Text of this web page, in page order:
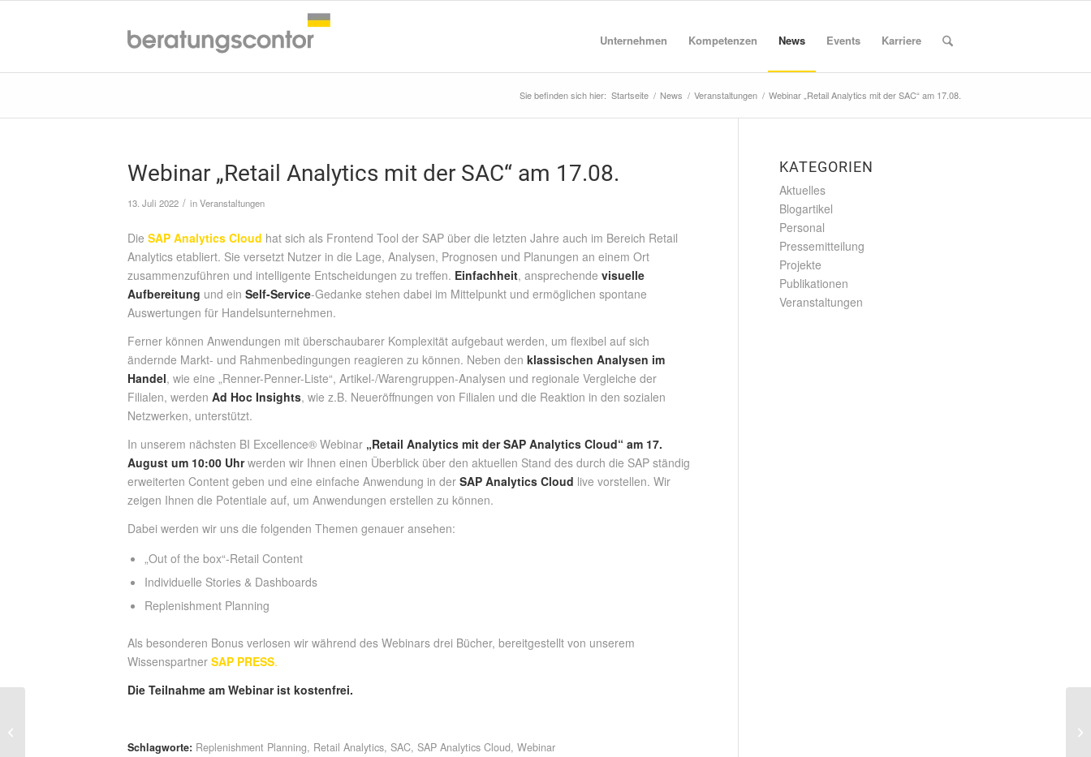
Unternehmen Kompetenzen News Events Karriere
Sie befinden sich hier: Startseite / News / Veranstaltungen / Webinar „Retail Analytics mit der SAC“ am 17.08.
Webinar „Retail Analytics mit der SAC“ am 17.08.
13. Juli 2022 / inVeranstaltungen
Die SAP Analytics Cloud hat sich als Frontend Tool der SAP über die letzten Jahre auch im Bereich Retail
Analytics etabliert. Sie versetzt Nutzer in die Lage, Analysen, Prognosen und Planungen an einem Ort
zusammenzuführen und intelligente Entscheidungen zu treffen. Einfachheit, ansprechende visuelle
Aufbereitung und ein Self-Service-Gedanke stehen dabei im Mittelpunkt und ermöglichen spontane
Auswertungen für Handelsunternehmen.
Ferner können Anwendungen mit überschaubarer Komplexität aufgebaut werden, um flexibel auf sich
ändernde Markt- und Rahmenbedingungen reagieren zu können. Neben den klassischen Analysen im
Handel, wie eine „Renner-Penner-Liste“, Artikel-/Warengruppen-Analysen und regionale Vergleiche der
Filialen, werden Ad Hoc Insights, wie z.B. Neueröffnungen von Filialen und die Reaktion in den sozialen
Netzwerken, unterstützt.
In unserem nächsten BI Excellence® Webinar „Retail Analytics mit der SAP Analytics Cloud“ am 17.
August um 10:00 Uhrwerden wir Ihnen einen Überblick über den aktuellen Stand des durch die SAP ständig
erweiterten Content geben und eine einfache Anwendung in der SAP Analytics Cloud live vorstellen. Wir
zeigen Ihnen die Potentiale auf, um Anwendungen erstellen zu können.
Dabei werden wir uns die folgenden Themen genauer ansehen:
„Out of the box“-Retail Content
Individuelle Stories & Dashboards
Replenishment Planning
Als besonderen Bonus verlosen wir während des Webinars drei Bücher, bereitgestellt von unserem
Wissenspartner SAP PRESS.
Die Teilnahme am Webinar ist kostenfrei.
Schlagworte: Replenishment Planning, Retail Analytics, SAC, SAP Analytics Cloud, Webinar
KATEGORIEN
Aktuelles
Blogartikel
Personal
Pressemitteilung
Projekte
Publikationen
Veranstaltungen
Jobmesse in Hamburg